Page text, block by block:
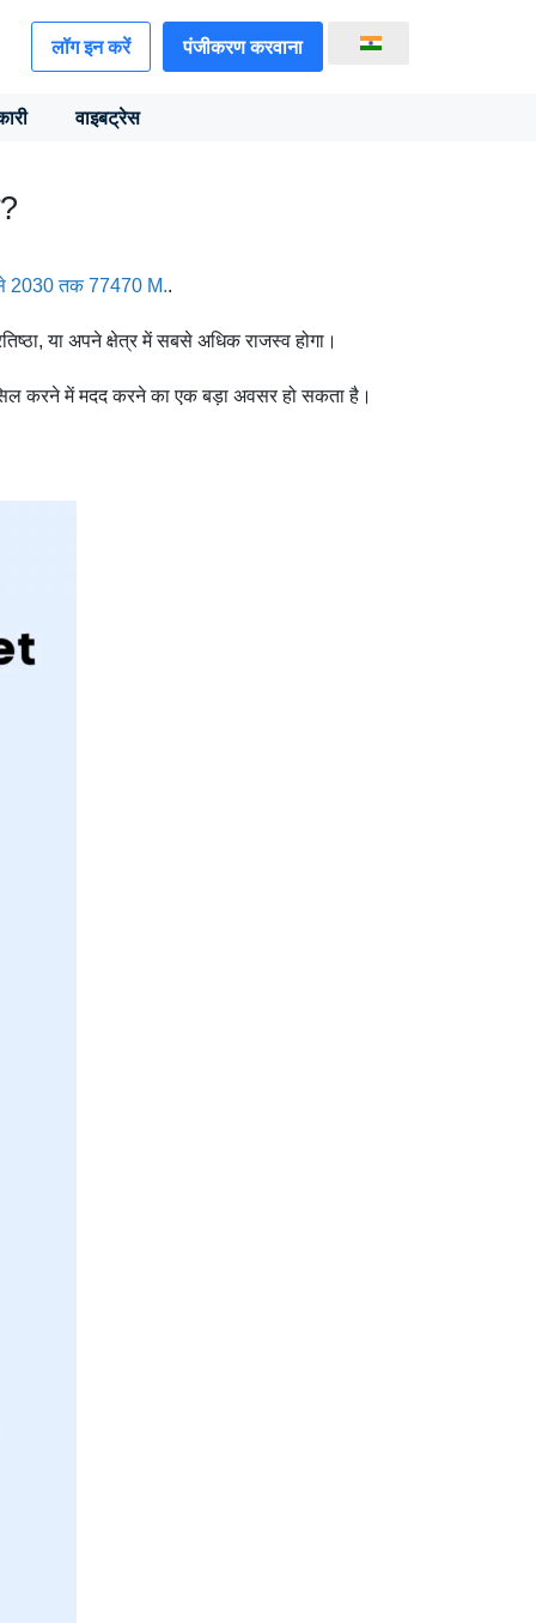
लॉग इन करें पंजीकरण करवाना
वाइबट्रेस
2030 तक 77470 M..
या अपने क्षेत्र में सबसे अधिक राजस्व होगा।
करने में मदद करने का एक बड़ा अवसर हो सकता है।